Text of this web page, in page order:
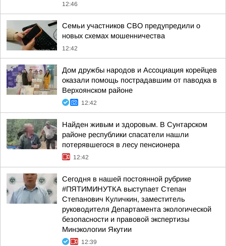
12:46
Семьи участников СВО предупредили о
новых схемах мошенничества
12:42
Дом дружбы народов и Ассоциация корейцев
оказали помощь пострадавшим от паводка в
Верхоянском районе
12:42
Найден живым и здоровым. В Сунтарском
районе республики спасатели нашли
потерявшегося в лесу пенсионера
12:42
Сегодня в нашей постоянной рубрике
#ПЯТИМИНУТКА выступает Степан
Степанович Куличкин, заместитель
руководителя Департамента экологической
безопасности и правовой экспертизы
Минэкологии Якутии
12:39